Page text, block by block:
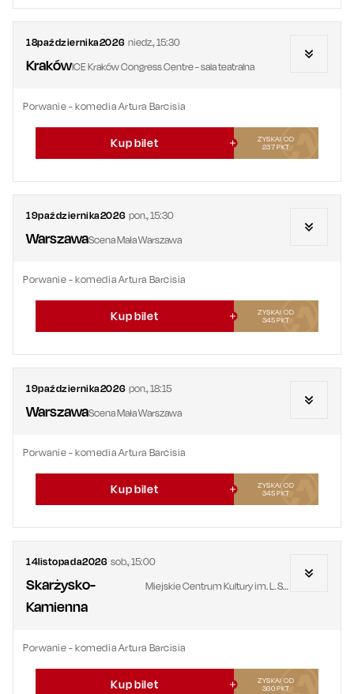
18października2026 niedz.,15:30
KrakówICE Kraków Congress Centre - sala teatralna
Porwanie - komedia Artura Barcisia
Kup bilet
ZYSKAJ OD
237PKT
19października2026 pon.,15:30
WarszawaScena Mała Warszawa
Porwanie - komedia Artura Barcisia
Kup bilet
ZYSKAJ OD
345PKT
19października2026 pon.,18:15
WarszawaScena Mała Warszawa
Porwanie - komedia Artura Barcisia
Kup bilet
ZYSKAJ OD
345PKT
14listopada2026 sob.,15:00
Skarżysko-
Kamienna
Miejskie Centrum Kultury im. L. Staffa
Porwanie - komedia Artura Barcisia
Kup bilet
ZYSKAJ OD
360PKT